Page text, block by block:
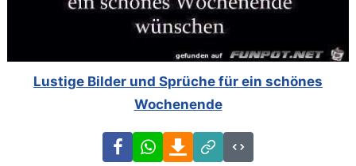
Lustige Bilder und Sprüche für ein schönes
Wochenende
FacebookWhatsAppDownload
Link
Code